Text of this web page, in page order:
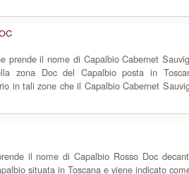
prende il nome di Capalbio Cabernet
zona Doc del Capalbio posta in
in tali zone che il Capalbio Cabernet
il nome di Capalbio Rosso Doc
situata in Toscana e viene indicato